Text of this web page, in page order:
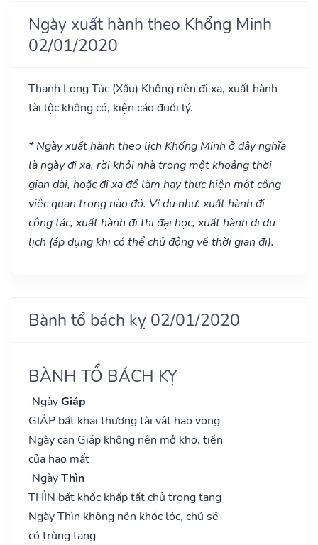
Ngày xuất hành theo Khổng Minh
02/01/2020
Thanh Long Túc (Xấu) Không nên đi xa, xuất hành
tài lộc không có, kiện cáo đuối lý.
* Ngày xuất hành theo lịch Khổng Minh ở đây nghĩa
là ngày đi xa, rời khỏi nhà trong một khoảng thời
gian dài, hoặc đi xa để làm hay thực hiện một công
việc quan trọng nào đó. Ví dụ như: xuất hành đi
công tác, xuất hành đi thi đại học, xuất hành di du
lịch (áp dụng khi có thể chủ động về thời gian đi).
Bành tổ bách kỵ 02/01/2020
BÀNH TỔ BÁCH KỴ
NgàyGiáp
GIÁP bất khai thương tài vật hao vong
Ngày can Giáp không nên mở kho, tiền
của hao mất
NgàyThìn
THÌN bất khốc khấp tất chủ trọng tang
Ngày Thìn không nên khóc lóc, chủ sẽ
có trùng tang